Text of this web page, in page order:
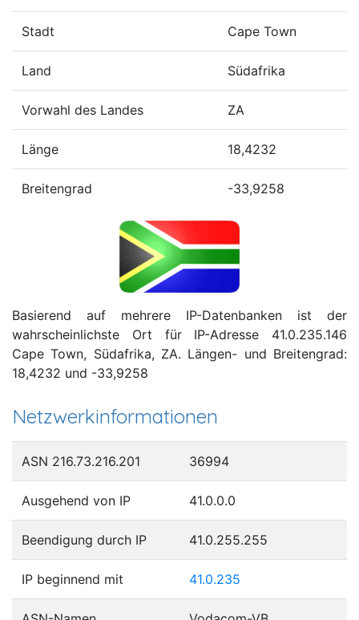
Stadt Cape Town
Land Südafrika
Vorwahl des Landes ZA
Länge 18,4232
Breitengrad -33,9258
Basierend auf mehrere IP-Datenbanken ist der
wahrscheinlichste Ort für IP-Adresse 41.0.235.146
Cape Town, Südafrika, ZA. Längen- und Breitengrad:
18,4232 und -33,9258
Netzwerkinformationen
ASN 216.73.216.201 36994
Ausgehend von IP 41.0.0.0
Beendigung durch IP 41.0.255.255
IP beginnend mit 41.0.235